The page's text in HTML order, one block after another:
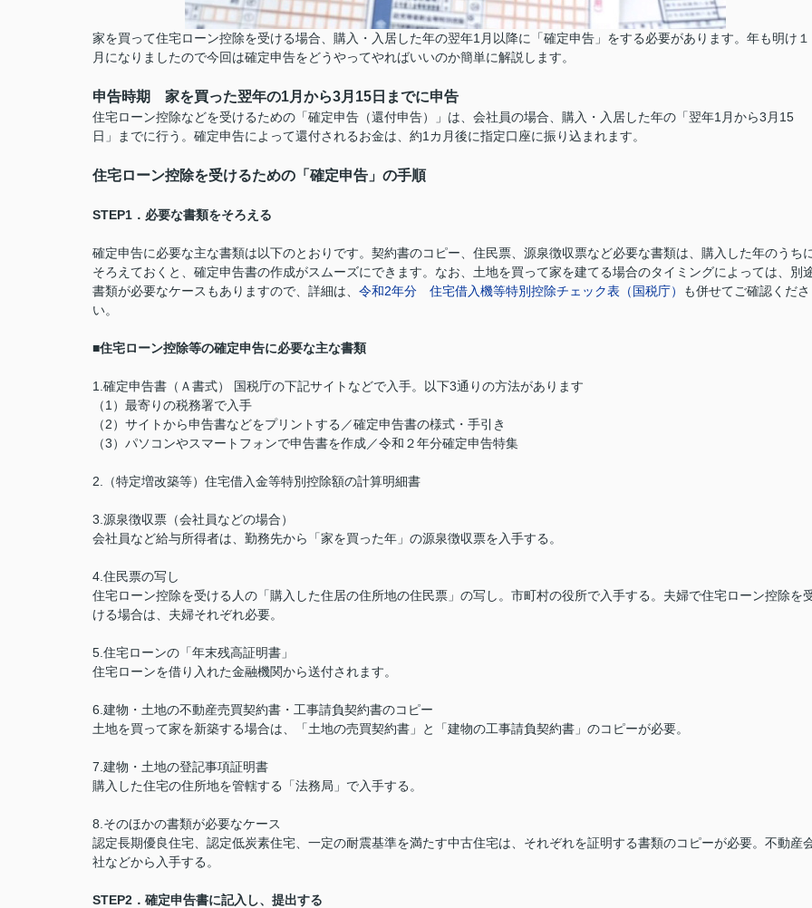
家を買って住宅ローン控除を受ける場合、購入・入居した年の翌年1月以降に「確定申告」をする必要があります。年も明け１
月になりましたので今回は確定申告をどうやってやればいいのか簡単に解説します。
申告時期 家を買った翌年の1月から3月15日までに申告
住宅ローン控除などを受けるための「確定申告（還付申告）」は、会社員の場合、購入・入居した年の「翌年1月から3月15
日」までに行う。確定申告によって還付されるお金は、約1カ月後に指定口座に振り込まれます。
住宅ローン控除を受けるための「確定申告」の手順
STEP1．必要な書類をそろえる
確定申告に必要な主な書類は以下のとおりです。契約書のコピー、住民票、源泉徴収票など必要な書類は、購入した年のうち
そろえておくと、確定申告書の作成がスムーズにできます。なお、土地を買って家を建てる場合のタイミングによっては、別
書類が必要なケースもありますので、詳細は、 令和2年分 住宅借入機等特別控除チェック表（国税庁）
も併せてご確認くださ
い。
■住宅ローン控除等の確定申告に必要な主な書類
1.確定申告書（Ａ書式） 国税庁の下記サイトなどで入手。以下3通りの方法があります
（1）最寄りの税務署で入手
（2）サイトから申告書などをプリントする／確定申告書の様式・手引き
（3）パソコンやスマートフォンで申告書を作成／令和２年分確定申告特集
2.（特定増改築等）住宅借入金等特別控除額の計算明細書
3.源泉徴収票（会社員などの場合）
会社員など給与所得者は、勤務先から「家を買った年」の源泉徴収票を入手する。
4.住民票の写し
住宅ローン控除を受ける人の「購入した住居の住所地の住民票」の写し。市町村の役所で入手する。夫婦で住宅ローン控除を
ける場合は、夫婦それぞれ必要。
5.住宅ローンの「年末残高証明書」
住宅ローンを借り入れた金融機関から送付されます。
6.建物・土地の不動産売買契約書・工事請負契約書のコピー
土地を買って家を新築する場合は、「土地の売買契約書」と「建物の工事請負契約書」のコピーが必要。
7.建物・土地の登記事項証明書
購入した住宅の住所地を管轄する「法務局」で入手する。
8.そのほかの書類が必要なケース
認定長期優良住宅、認定低炭素住宅、一定の耐震基準を満たす中古住宅は、それぞれを証明する書類のコピーが必要。不動産
社などから入手する。
STEP2．確定申告書に記入し、提出する